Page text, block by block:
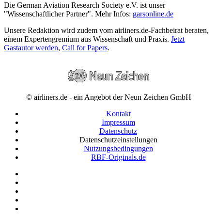
Die German Aviation Research Society e.V. ist unser
"Wissenschaftlicher Partner". Mehr Infos: garsonline.de
Unsere Redaktion wird zudem vom airliners.de-Fachbeirat beraten,
einem Expertengremium aus Wissenschaft und Praxis. Jetzt
Gastautor werden, Call for Papers.
© airliners.de - ein Angebot der Neun Zeichen GmbH
Kontakt
Impressum
Datenschutz
Datenschutzeinstellungen
Nutzungsbedingungen
RBF-Originals.de